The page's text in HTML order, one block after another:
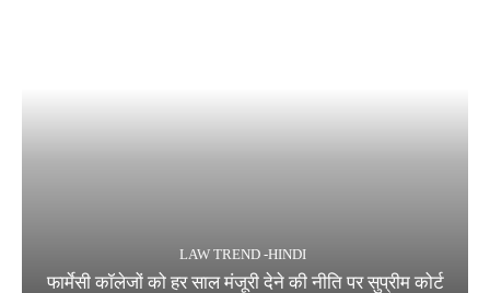
LAW TREND -HINDI
फार्मेसी कॉलेजों को हर साल मंजूरी देने की नीति पर सुप्रीम कोर्ट